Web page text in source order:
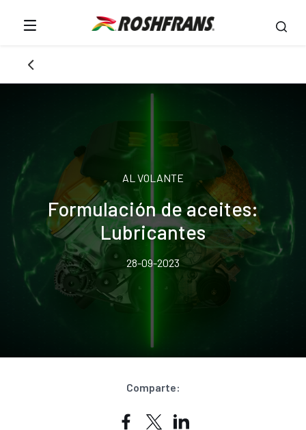
AL VOLANTE
Formulación de aceites:
Lubricantes
28-09-2023
Comparte: